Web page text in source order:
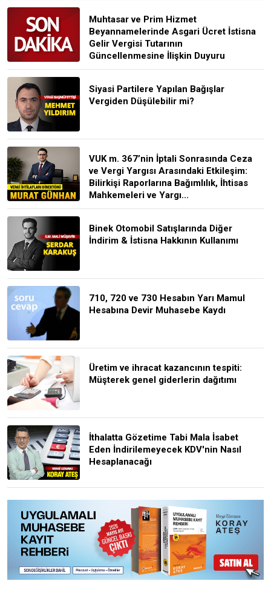
Muhtasar ve Prim Hizmet
Beyannamelerinde Asgari Ücret İstisna
Gelir Vergisi Tutarının
Güncellenmesine İlişkin Duyuru
Siyasi Partilere Yapılan Bağışlar
Vergiden Düşülebilir mi?
VUK m. 367’nin İptali Sonrasında Ceza
ve Vergi Yargısı Arasındaki Etkileşim:
Bilirkişi Raporlarına Bağımlılık, İhtisas
Mahkemeleri ve Yargı...
Binek Otomobil Satışlarında Diğer
İndirim & İstisna Hakkının Kullanımı
710, 720 ve 730 Hesabın Yarı Mamul
Hesabına Devir Muhasebe Kaydı
Üretim ve ihracat kazancının tespiti:
Müşterek genel giderlerin dağıtımı
İthalatta Gözetime Tabi Mala İsabet
Eden İndirilemeyecek KDV'nin Nasıl
Hesaplanacağı